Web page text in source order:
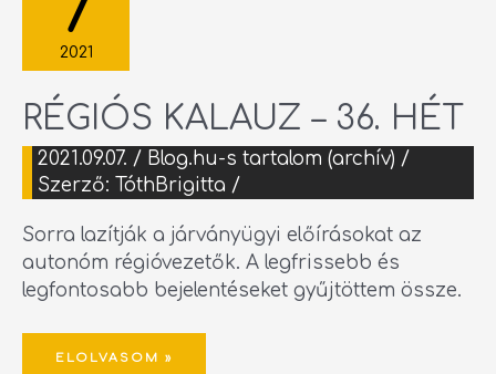
7
2021
RÉGIÓS KALAUZ – 36. HÉT
2021.09.07. / Blog.hu-s tartalom (archív) /
Szerző: TóthBrigitta /
Sorra lazítják a járványügyi előírásokat az
autonóm régióvezetők. A legfrissebb és
legfontosabb bejelentéseket gyűjtöttem össze.
36.
HÉT
ELOLVASOM »